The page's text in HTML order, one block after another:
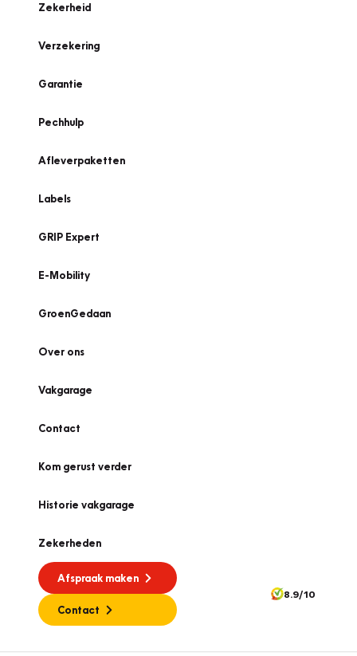
Zekerheid
Verzekering
Garantie
Pechhulp
Afleverpaketten
Labels
GRIP Expert
E-Mobility
GroenGedaan
Over ons
Vakgarage
Contact
Kom gerust verder
Historie vakgarage
Zekerheden
Afspraak maken
Contact
8.9/10